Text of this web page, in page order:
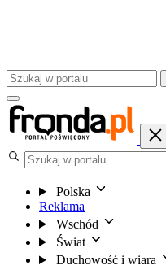
Polska
Reklama
Wschód
Świat
Duchowość i wiara